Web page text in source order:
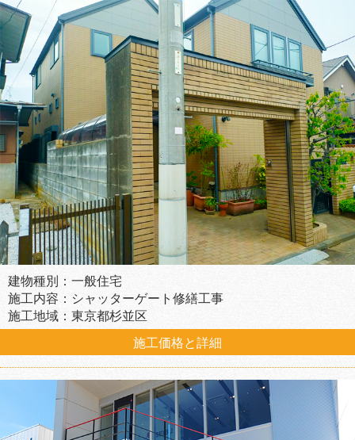
建物種別：一般住宅
施工内容：シャッターゲート修繕工事
施工地域：東京都杉並区
施工価格と詳細